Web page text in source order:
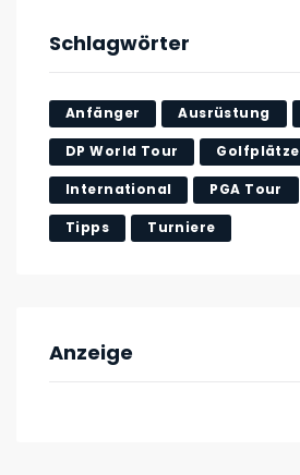
Schlagwörter
Anfänger Ausrüstung
DP World Tour Golfplätze
International PGA Tour
Tipps Turniere
Anzeige